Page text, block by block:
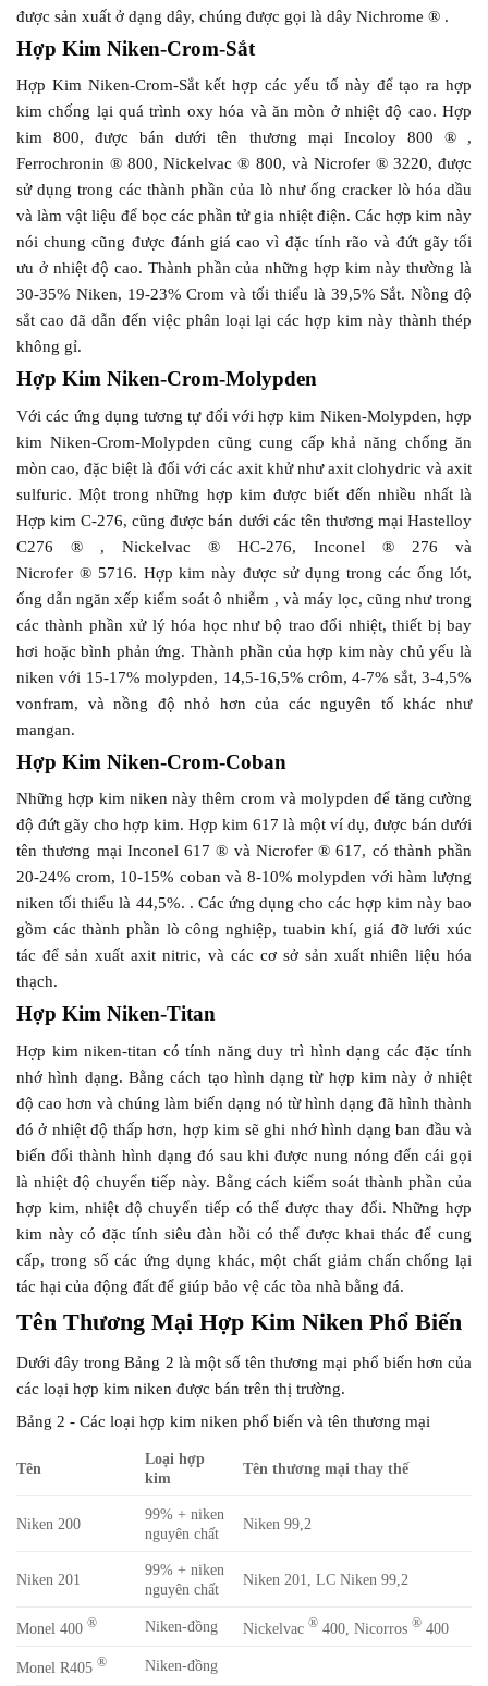
được sản xuất ở dạng dây, chúng được gọi là dây Nichrome ® .
Hợp Kim Niken-Crom-Sắt
Hợp Kim Niken-Crom-Sắt kết hợp các yếu tố này để tạo ra hợp
kim chống lại quá trình oxy hóa và ăn mòn ở nhiệt độ cao. Hợp
kim 800, được bán dưới tên thương mại Incoloy 800 ® ,
Ferrochronin ® 800, Nickelvac ® 800, và Nicrofer ® 3220, được
sử dụng trong các thành phần của lò như ống cracker lò hóa dầu
và làm vật liệu để bọc các phần tử gia nhiệt điện. Các hợp kim này
nói chung cũng được đánh giá cao vì đặc tính rão và đứt gãy tối
ưu ở nhiệt độ cao. Thành phần của những hợp kim này thường là
30-35% Niken, 19-23% Crom và tối thiểu là 39,5% Sắt. Nồng độ
sắt cao đã dẫn đến việc phân loại lại các hợp kim này thành thép
không gỉ.
Hợp Kim Niken-Crom-Molypden
Với các ứng dụng tương tự đối với hợp kim Niken-Molypden, hợp
kim Niken-Crom-Molypden cũng cung cấp khả năng chống ăn
mòn cao, đặc biệt là đối với các axit khử như axit clohydric và axit
sulfuric. Một trong những hợp kim được biết đến nhiều nhất là
Hợp kim C-276, cũng được bán dưới các tên thương mại Hastelloy
C276 ® , Nickelvac ® HC-276, Inconel ® 276 và
Nicrofer ® 5716. Hợp kim này được sử dụng trong các ống lót,
ống dẫn ngăn xếp kiểm soát ô nhiễm , và máy lọc, cũng như trong
các thành phần xử lý hóa học như bộ trao đổi nhiệt, thiết bị bay
hơi hoặc bình phản ứng. Thành phần của hợp kim này chủ yếu là
niken với 15-17% molypden, 14,5-16,5% crôm, 4-7% sắt, 3-4,5%
vonfram, và nồng độ nhỏ hơn của các nguyên tố khác như
mangan.
Hợp Kim Niken-Crom-Coban
Những hợp kim niken này thêm crom và molypden để tăng cường
độ đứt gãy cho hợp kim. Hợp kim 617 là một ví dụ, được bán dưới
tên thương mại Inconel 617 ® và Nicrofer ® 617, có thành phần
20-24% crom, 10-15% coban và 8-10% molypden với hàm lượng
niken tối thiểu là 44,5%. . Các ứng dụng cho các hợp kim này bao
gồm các thành phần lò công nghiệp, tuabin khí, giá đỡ lưới xúc
tác để sản xuất axit nitric, và các cơ sở sản xuất nhiên liệu hóa
thạch.
Hợp Kim Niken-Titan
Hợp kim niken-titan có tính năng duy trì hình dạng các đặc tính
nhớ hình dạng. Bằng cách tạo hình dạng từ hợp kim này ở nhiệt
độ cao hơn và chúng làm biến dạng nó từ hình dạng đã hình thành
đó ở nhiệt độ thấp hơn, hợp kim sẽ ghi nhớ hình dạng ban đầu và
biến đổi thành hình dạng đó sau khi được nung nóng đến cái gọi
là nhiệt độ chuyển tiếp này. Bằng cách kiểm soát thành phần của
hợp kim, nhiệt độ chuyển tiếp có thể được thay đổi. Những hợp
kim này có đặc tính siêu đàn hồi có thể được khai thác để cung
cấp, trong số các ứng dụng khác, một chất giảm chấn chống lại
tác hại của động đất để giúp bảo vệ các tòa nhà bằng đá.
Tên Thương Mại Hợp Kim Niken Phổ Biến
Dưới đây trong Bảng 2 là một số tên thương mại phổ biến hơn của
các loại hợp kim niken được bán trên thị trường.
Bảng 2 - Các loại hợp kim niken phổ biến và tên thương mại
Tên
Loại hợp
kim
Tên thương mại thay thế
Niken 200
99% + niken
nguyên chất
Niken 99,2
Niken 201
99% + niken
nguyên chất
Niken 201, LC Niken 99,2
Monel 400 ® Niken-đồng Nickelvac® 400, Nicorros® 400
Monel R405 ® Niken-đồng